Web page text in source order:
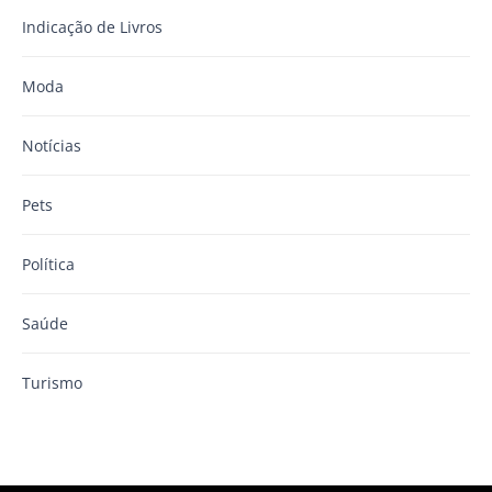
Indicação de Livros
Moda
Notícias
Pets
Política
Saúde
Turismo